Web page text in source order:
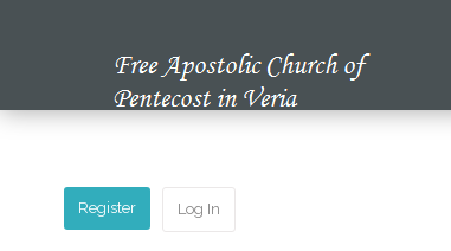
Our Church
Register Log In